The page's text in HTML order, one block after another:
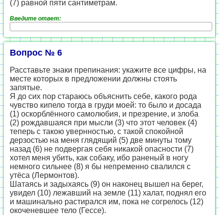
(7) равной пяти сантиметрам.
Введите ответ:
Вопрос № 6
Расставьте знаки препинания: укажите все цифры, на
месте которых в предложении должны стоять
запятые.
Я до сих пор стараюсь объяснить себе, какого рода
чувство кипело тогда в груди моей: то было и досада
(1) оскорблённого самолюбия, и презрение, и злоба
(2) рождавшаяся при мысли (3) что этот человек (4)
теперь с такою увернностью, с такой спокойной
дерзостью на меня глядящий (5) две минуты тому
назад (6) не подвергая себя никакой опасности (7)
хотел меня убить, как собаку, ибо раненый в ногу
немного сильнее (8) я бы непременно свалился с
утёса (Лермонтов).
Шатаясь и задыхаясь (9) он наконец вышел на берег,
увидел (10) лежавший на земле (11) халат, поднял его
и машинально растирался им, пока не согрелось (12)
окоченевшее тело (Гессе).